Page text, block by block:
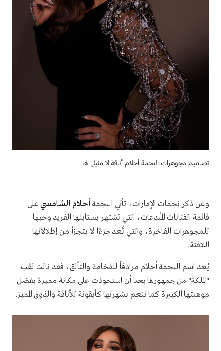
تصاميم مجوهرات النجمة أحلام أناقة لا مثيل لها
وعن ذكر نجمات الإمارات، تأتي النجمةأحلام الشامسي على
قائمة الفنانات المُبدعات، التي تشتهر بستايلها الفريد وحبها
للمجوهرات الفاخرة، والتي تُعد جزءًا لا يتجزأ من إطلالاتها
اللافتة.
يُعد اسم النجمة أحلام مرادفاً للفخامة والتألق، فقد نالت لقب
"الملكة" من جمهورها بعد أن استحوذت على مكانة مميزة بفضل
موهبتها الكبيرة كما تنعم بشهرتها كأيقونة للأناقة والذوق المميز.